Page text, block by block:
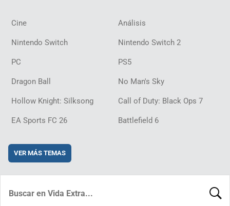
Cine Análisis
Nintendo Switch Nintendo Switch 2
PC PS5
Dragon Ball No Man's Sky
Hollow Knight: Silksong Call of Duty: Black Ops 7
EA Sports FC 26 Battlefield 6
VER MÁS TEMAS